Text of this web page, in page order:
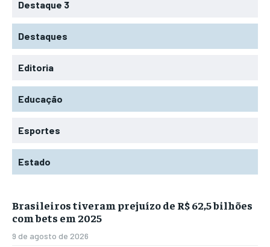
Destaque 3
Destaques
Editoria
Educação
Esportes
Estado
Brasileiros tiveram prejuízo de R$ 62,5 bilhões
com bets em 2025
9 de agosto de 2026